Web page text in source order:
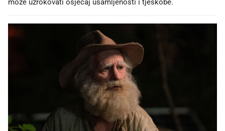
može uzrokovati osjećaj usamljenosti i tjeskobe.